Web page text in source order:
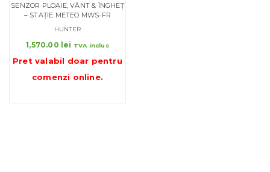
SENZOR PLOAIE, VÂNT & ÎNGHEȚ
– STAȚIE METEO MWS‑FR
HUNTER
1,570.00 lei TVA inclus
Pret valabil doar pentru
comenzi online.